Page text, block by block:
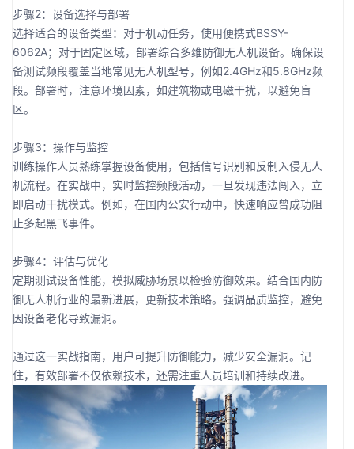
步骤2：设备选择与部署
选择适合的设备类型：对于机动任务，使用便携式BSSY-
6062A；对于固定区域，部署综合多维防御无人机设备。确保设
备测试频段覆盖当地常见无人机型号，例如2.4GHz和5.8GHz频
段。部署时，注意环境因素，如建筑物或电磁干扰，以避免盲
区。
步骤3：操作与监控
训练操作人员熟练掌握设备使用，包括信号识别和反制入侵无人
机流程。在实战中，实时监控频段活动，一旦发现违法闯入，立
即启动干扰模式。例如，在国内公安行动中，快速响应曾成功阻
止多起黑飞事件。
步骤4：评估与优化
定期测试设备性能，模拟威胁场景以检验防御效果。结合国内防
御无人机行业的最新进展，更新技术策略。强调品质监控，避免
因设备老化导致漏洞。
通过这一实战指南，用户可提升防御能力，减少安全漏洞。记
住，有效部署不仅依赖技术，还需注重人员培训和持续改进。